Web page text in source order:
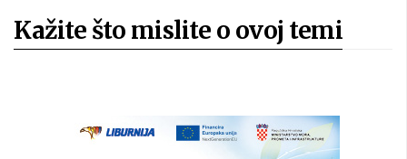
Kažite što mislite o ovoj temi